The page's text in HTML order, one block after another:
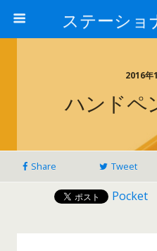
ステーショ
2016年
ハンドペ
Share Tweet
Pocket